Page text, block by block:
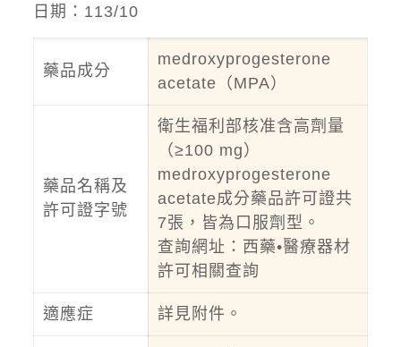
日期：113/10
藥品成分
medroxyprogesterone
acetate（MPA）
藥品名稱及
許可證字號
衛生福利部核准含高劑量
（≥100 mg）
medroxyprogesterone
acetate成分藥品許可證共
7張，皆為口服劑型。
查詢網址： 西藥•醫療器材
許可相關查詢
適應症 詳見附件。